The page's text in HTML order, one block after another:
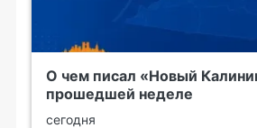
О чем писал «Новый
прошедшей неделе
сегодня